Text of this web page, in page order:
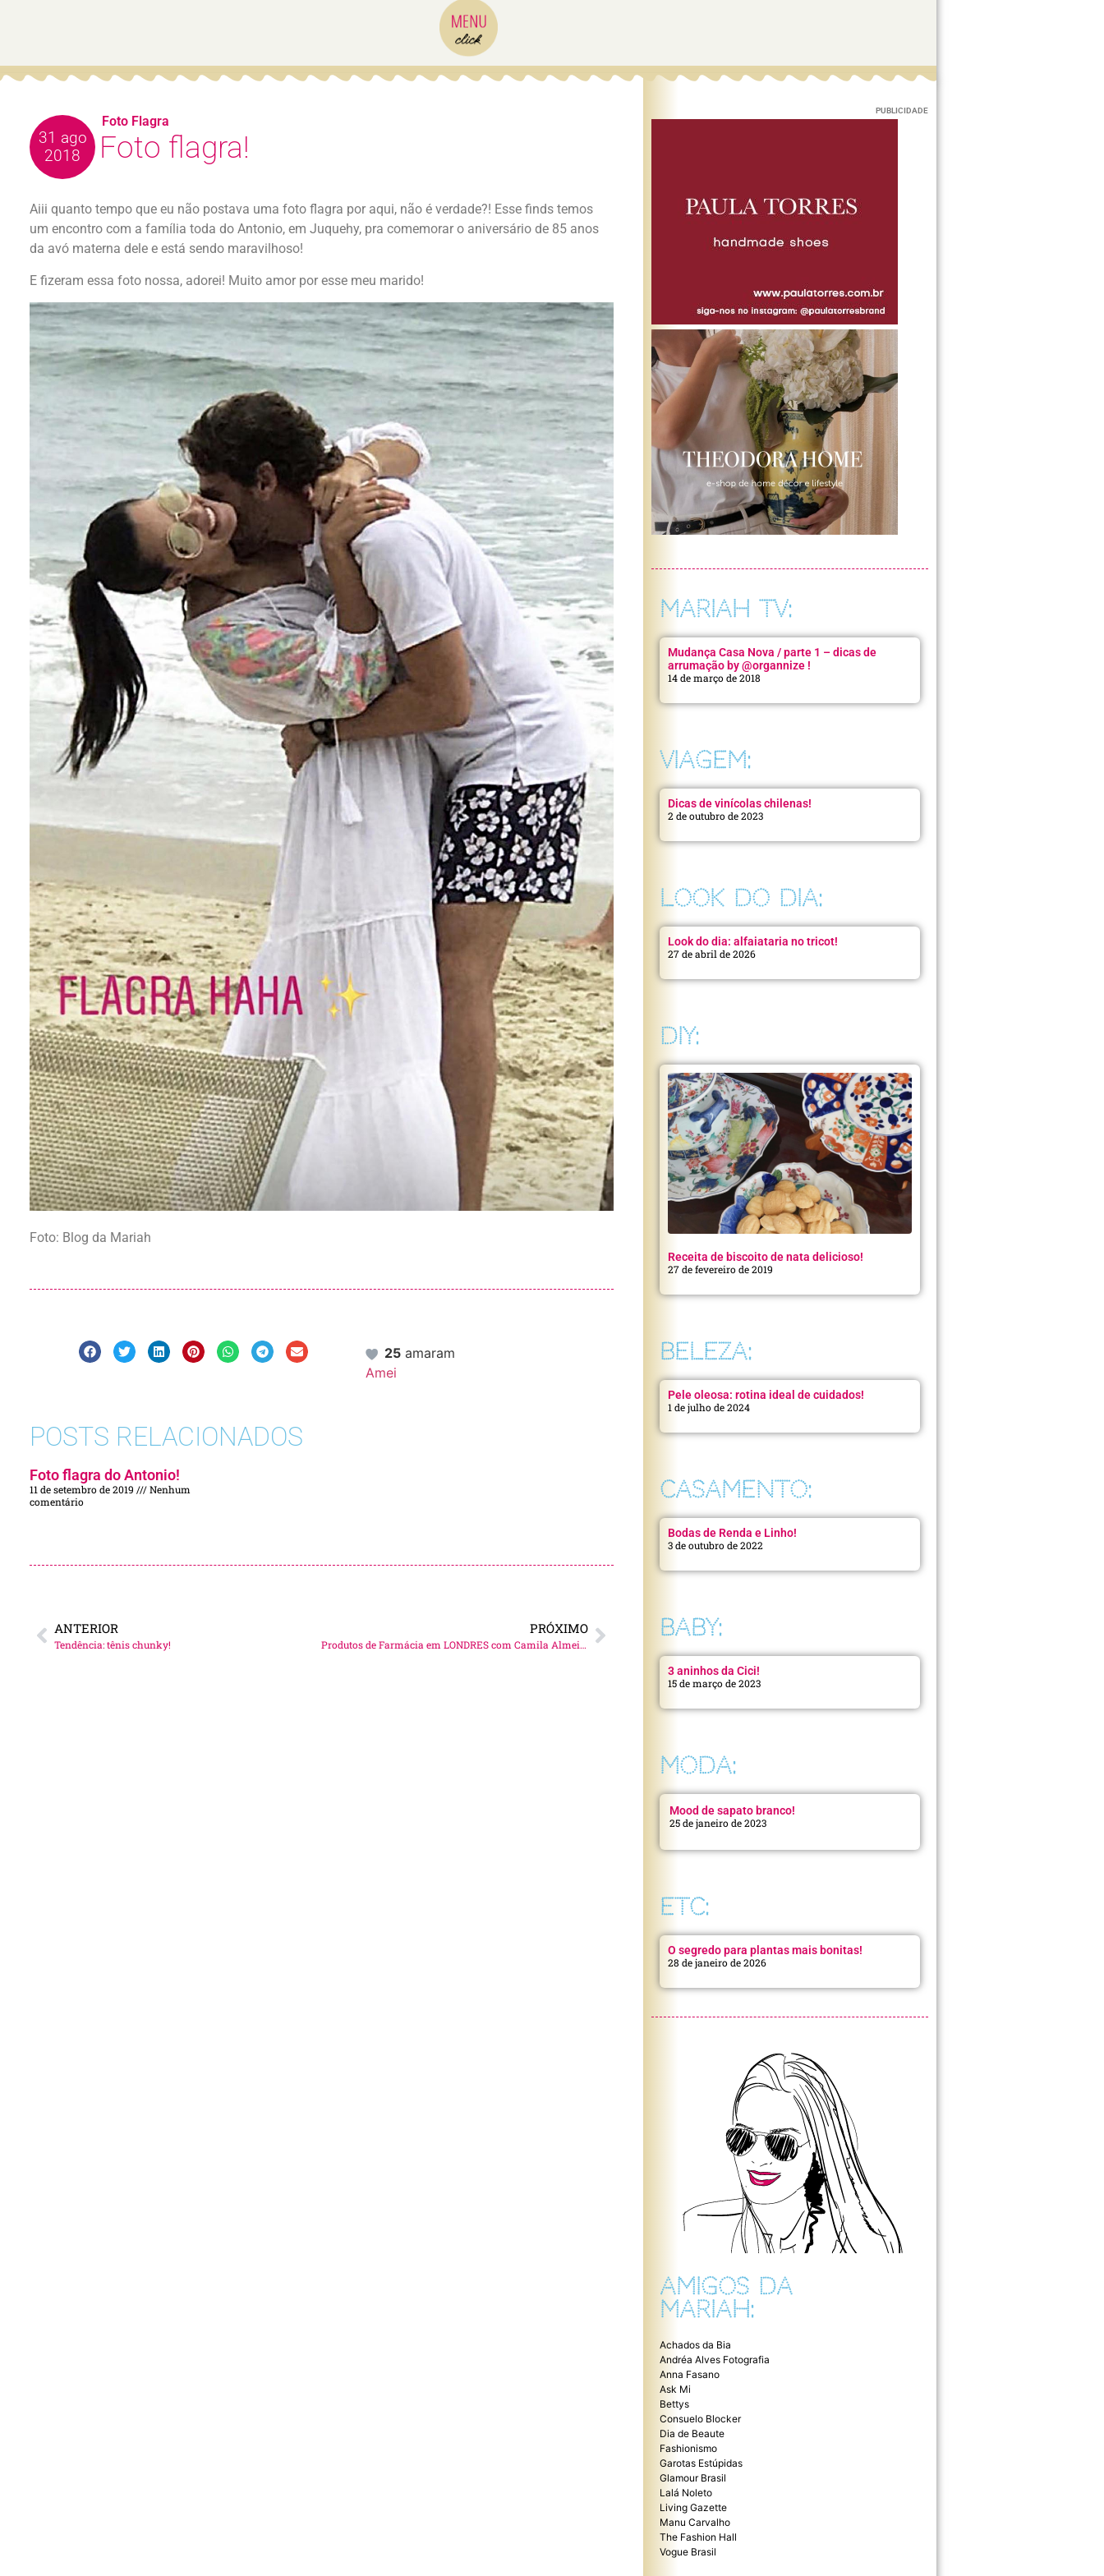
31 ago
2018
Foto flagra!
Aiii quanto tempo que eu não postava uma foto flagra por aqui, não é verdade?! Esse finds temos
um encontro com a família toda do Antonio, em Juquehy, pra comemorar o aniversário de 85 anos
da avó materna dele e está sendo maravilhoso!
E fizeram essa foto nossa, adorei! Muito amor por esse meu marido!
Foto: Blog da Mariah
25 amaram
Amei
POSTS RELACIONADOS
Foto flagra do Antonio!
11 de setembro de 2019
Nenhum
comentário
ANTERIOR
Tendência: tênis chunky!
PRÓXIMO
Produtos de Farmácia em LONDRES com Camila Almeida!
Foto Flagra
PUBLICIDADE
MARIAH TV:
Mudança Casa Nova / parte 1 – dicas de
arrumação by @organnize !
14 de março de 2018
VIAGEM:
Dicas de vinícolas chilenas!
2 de outubro de 2023
LOOK DO DIA:
Look do dia: alfaiataria no tricot!
27 de abril de 2026
DIY:
Receita de biscoito de nata delicioso!
27 de fevereiro de 2019
BELEZA:
Pele oleosa: rotina ideal de cuidados!
1 de julho de 2024
CASAMENTO:
Bodas de Renda e Linho!
3 de outubro de 2022
BABY:
3 aninhos da Cici!
15 de março de 2023
MODA:
Mood de sapato branco!
25 de janeiro de 2023
ETC:
O segredo para plantas mais bonitas!
28 de janeiro de 2026
AMIGOS DA
MARIAH:
Achados da Bia
Andréa Alves Fotografia
Anna Fasano
Ask Mi
Bettys
Consuelo Blocker
Dia de Beaute
Fashionismo
Garotas Estúpidas
Glamour Brasil
Lalá Noleto
Living Gazette
Manu Carvalho
The Fashion Hall
Vogue Brasil